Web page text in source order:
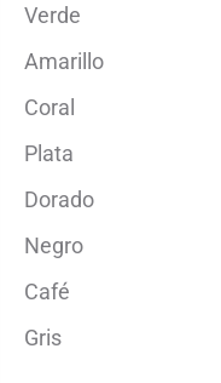
Verde
Amarillo
Coral
Plata
Dorado
Negro
Café
Gris